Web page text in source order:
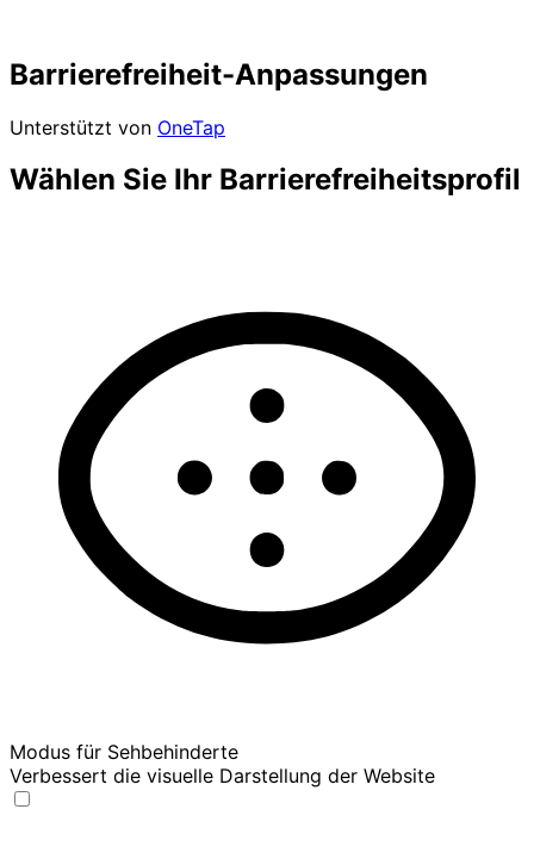
Barrierefreiheit-Anpassungen
Unterstützt von OneTap
Wählen Sie Ihr Barrierefreiheitsprofil
Modus für Sehbehinderte
Verbessert die visuelle Darstellung der Website